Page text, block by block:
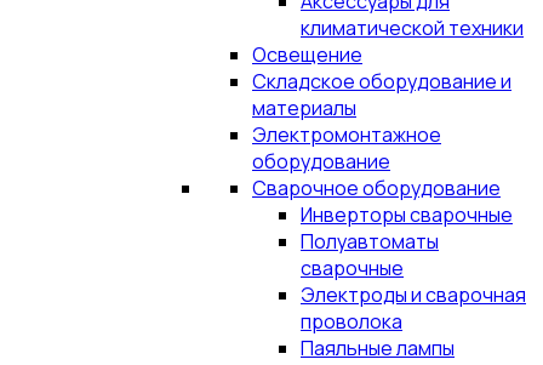
климатической техники
Освещение
Складское оборудование и
материалы
Электромонтажное
оборудование
Сварочное оборудование
Инверторы сварочные
Полуавтоматы
сварочные
Электроды и сварочная
проволока
Паяльные лампы